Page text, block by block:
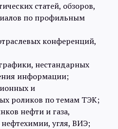
статей, обзоров,
по профильным
конференций,
нестандарных
информации;
и
роликов по темам ТЭК;
нефти и газа,
угля, ВИЭ;